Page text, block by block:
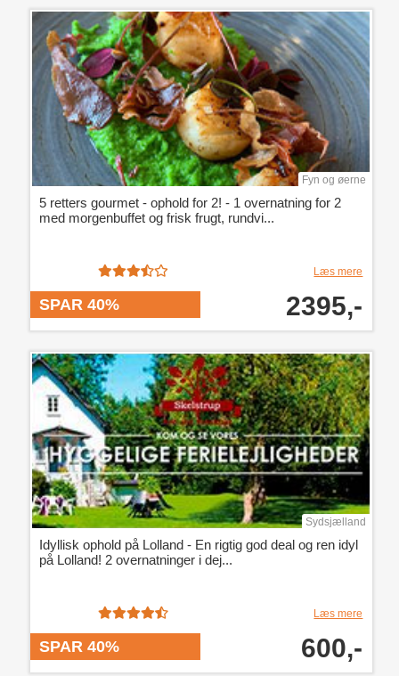
Fyn og øerne
5 retters gourmet - ophold for 2! - 1 overnatning for 2
med morgenbuffet og frisk frugt, rundvi...
Læs mere
SPAR 40% 2395,-
Sydsjælland
Idyllisk ophold på Lolland - En rigtig god deal og ren idyl
på Lolland! 2 overnatninger i dej...
Læs mere
SPAR 40% 600,-